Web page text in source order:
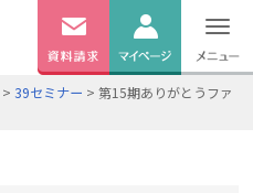
無料
資料 ログイン
>39セミナー > 第15期ありがとうファ